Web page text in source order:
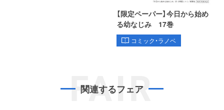
【限定ペーパー】今日から始め
る幼なじみ 17巻
コミック・ラノベ
FAIR
関連するフェア